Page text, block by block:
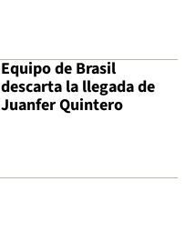
Equipo de Brasil
descarta la llegada de
Juanfer Quintero